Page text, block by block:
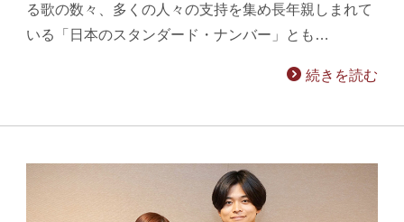
る歌の数々、多くの人々の支持を集め長年親しまれて
いる「日本のスタンダード・ナンバー」とも…
続きを読む